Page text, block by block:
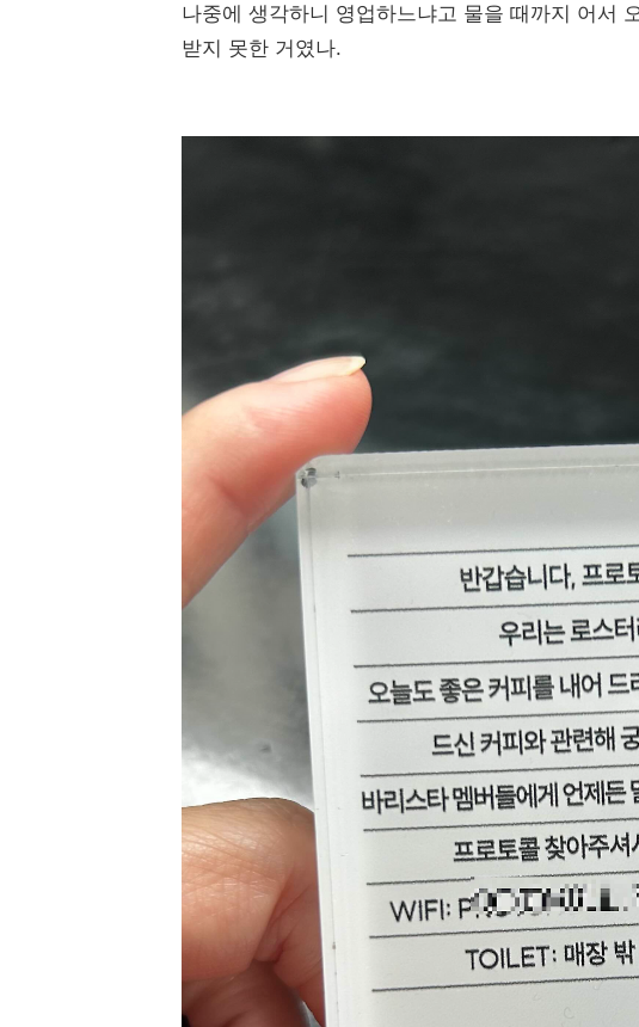
나중에 생각하니 영업하느냐고 물을 때까지 어서
받지 못한 거였나.